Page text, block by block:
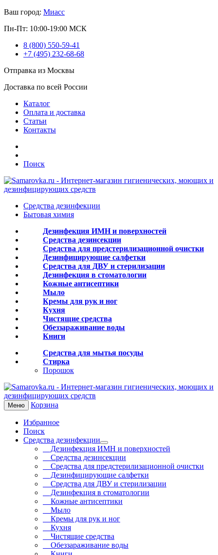
Ваш город: Миасс
Пн-Пт: 10:00-19:00 МСК
8 (800) 550-59-41
+7 (495) 232-68-68
Отправка из Москвы
Доставка по всей России
Каталог
Оплата и доставка
Статьи
Контакты
Поиск
Средства дезинфекции
Бытовая химия
Дезинфекция ИМН и поверхностей
Средства дезинсекции
Средства для предстерилизационной очистки
Дезинфицирующие салфетки
Средства для ДВУ и cтерилизации
Дезинфекция в стоматологии
Кожные антисептики
Мыло
Кремы для рук и ног
Кухня
Чистящие средства
Обеззараживание воды
Книги
Средства для мытья посуды
Стирка
Порошок
Меню Корзина
Избранное
Поиск
Средства дезинфекции
Дезинфекция ИМН и поверхностей
Средства дезинсекции
Средства для предстерилизационной очистки
Дезинфицирующие салфетки
Средства для ДВУ и cтерилизации
Дезинфекция в стоматологии
Кожные антисептики
Мыло
Кремы для рук и ног
Кухня
Чистящие средства
Обеззараживание воды